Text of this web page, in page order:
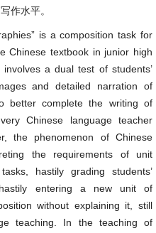
作水平。
is a composition task for
Chinese textbook in junior high
a dual test of students’
and detailed narration of
better complete the writing of
Chinese language teacher
the phenomenon of Chinese
the requirements of unit
hastily grading students’
hastily entering a new unit of
without explaining it, still
teaching. In the teaching of